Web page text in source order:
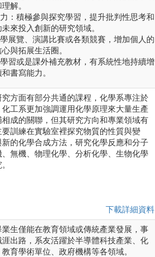
解。
：積極參與探究學習，提升批判性思考和
來投入創新的研究領域。
展覽、演講比賽或各類競賽，增加個人的
與拓展生活圈。
習或是課外補充教材，有系統性地持續增
書寫能力。
方面有部分共通的課程，化學系專注於
工系更加強調運用化學原理來大量生產
成的關聯，但其研究方向和專業領域有
訓練在實驗室裡探究物質的性質與變
的化學合成方法，研究化學反應和分子
無機、物理化學、分析化學、生物化學
下載詳細資料
生僅能在教育領域或傳統產業發展，事
出路，系友活躍於半導體科技產業、化
育學術單位、政府機構等各領域。